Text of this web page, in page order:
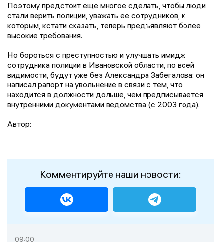
Поэтому предстоит еще многое сделать, чтобы люди
стали верить полиции, уважать ее сотрудников, к
которым, кстати сказать, теперь предъявляют более
высокие требования.
Но бороться с преступностью и улучшать имидж
сотрудника полиции в Ивановской области, по всей
видимости, будут уже без Александра Забегалова: он
написал рапорт на увольнение в связи с тем, что
находится в должности дольше, чем предписывается
внутренними документами ведомства (с 2003 года).
Автор:
Комментируйте наши новости:
09:00